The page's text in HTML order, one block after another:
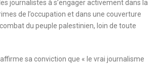
journalistes à s’engager activement dans la
de l’occupation et dans une couverture
du peuple palestinien, loin de toute
sa conviction que « le vrai journalisme